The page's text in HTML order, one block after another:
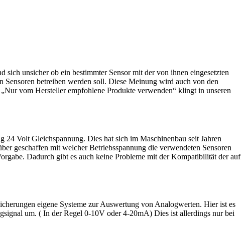
unsicher ob ein bestimmter Sensor mit der von ihnen eingesetzten
betreiben werden soll. Diese Meinung wird auch von den
vom Hersteller empfohlene Produkte verwenden“ klingt in unseren
Volt Gleichspannung. Dies hat sich im Maschinenbau seit Jahren
geschaffen mit welcher Betriebsspannung die verwendeten Sensoren
Dadurch gibt es auch keine Probleme mit der Kompatibilität der auf
eigene Systeme zur Auswertung von Analogwerten. Hier ist es
um. ( In der Regel 0-10V oder 4-20mA) Dies ist allerdings nur bei